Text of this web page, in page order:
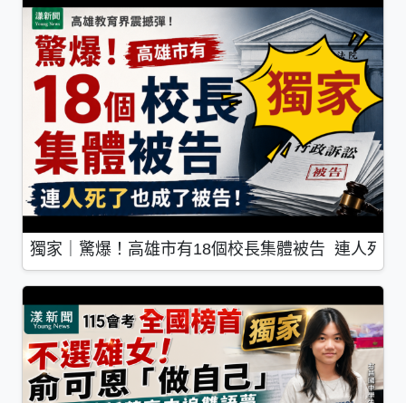
獨家｜驚爆！高雄市有18個校長集體被告 連人死了